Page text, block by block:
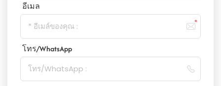
อีเมล
โทร/WhatsApp